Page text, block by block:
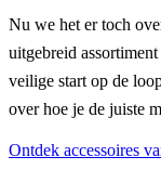
Nu we het er toch
uitgebreid assortiment
veilige start op de
over hoe je de juiste
Ontdek accessoires